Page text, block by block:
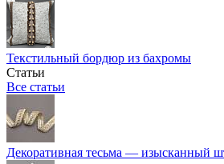
Текстильный бордюр из бахромы
Статьи
Все статьи
Декоративная тесьма — изысканный